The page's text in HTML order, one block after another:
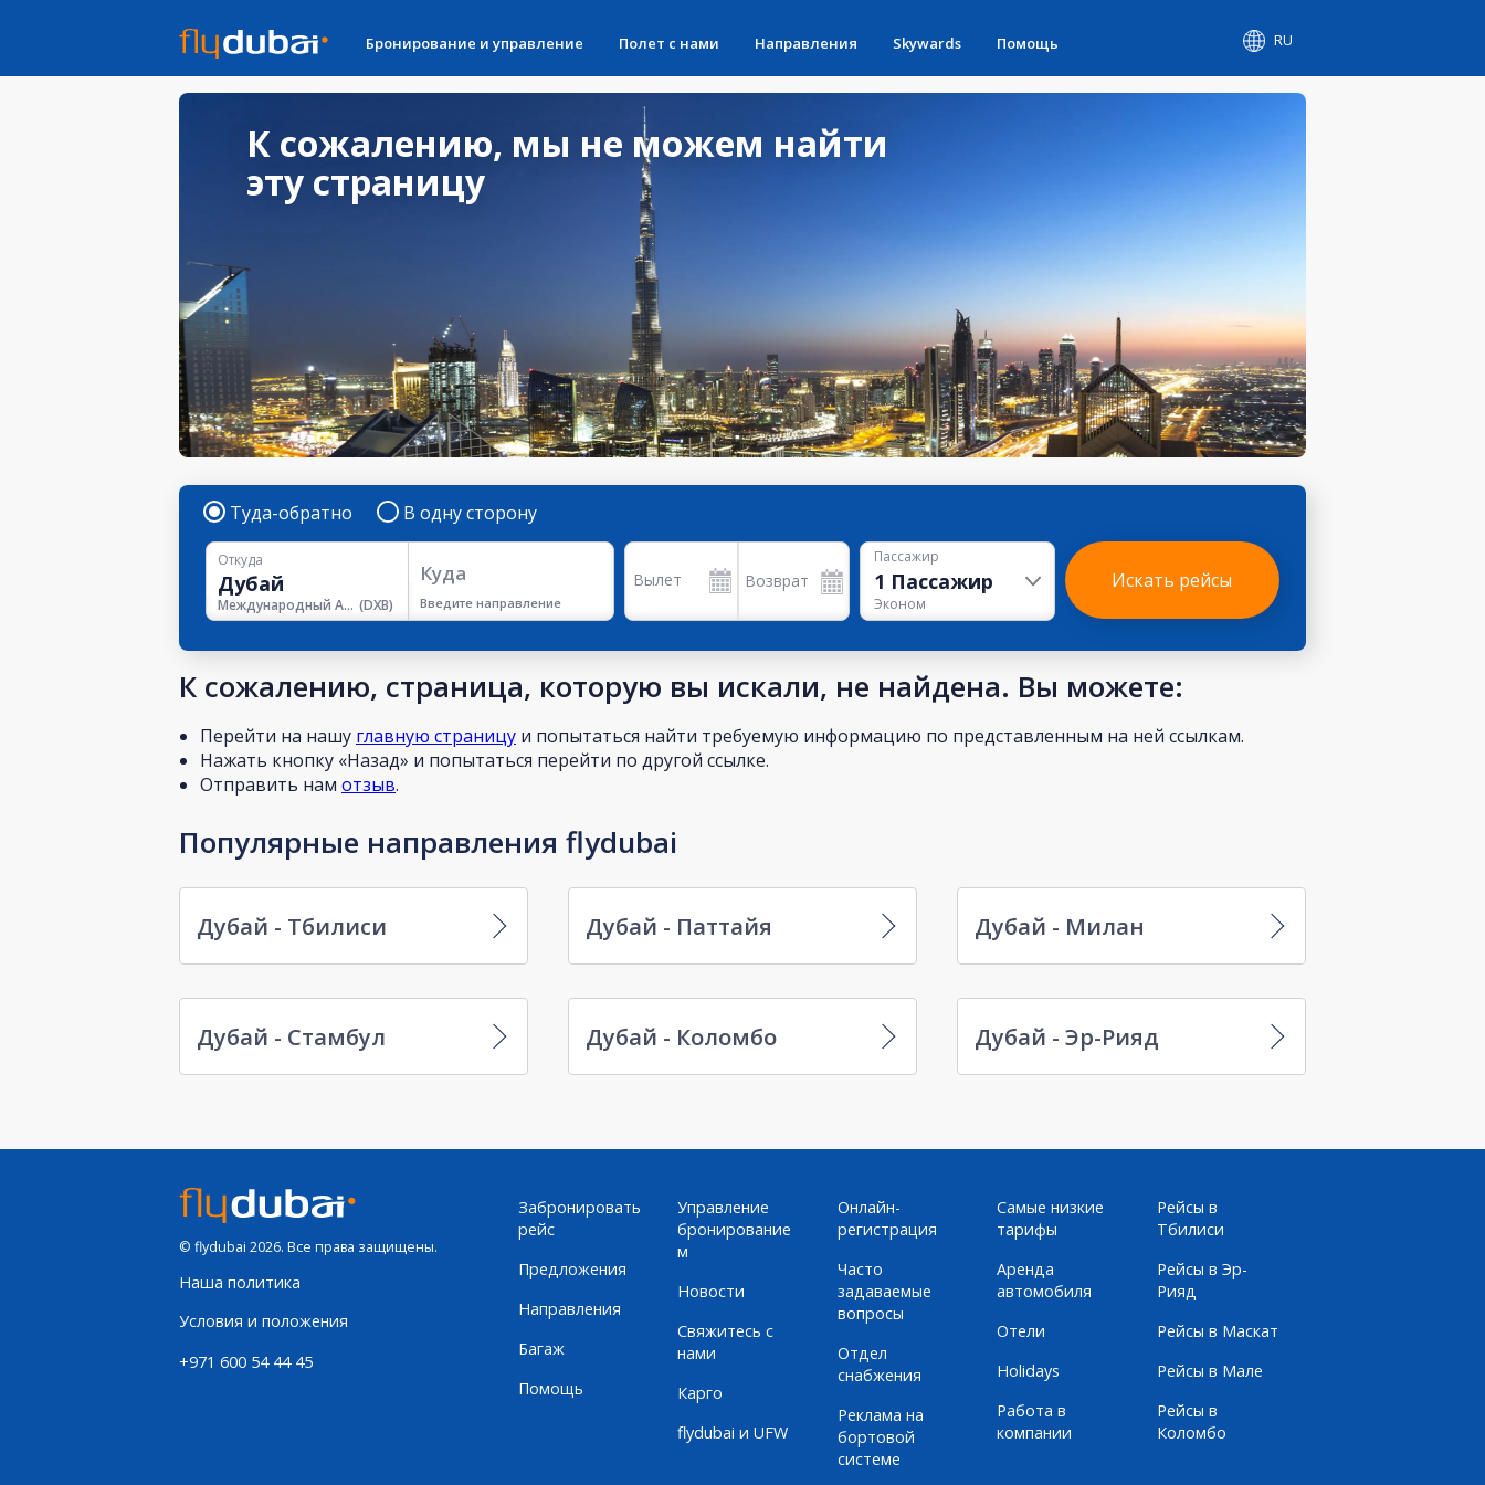
Бронирование и управление Полет с нами Направления Skywards Помощь RU
К сожалению, мы не можем найти
эту страницу
Туда-обратно В одну сторону
Откуда
Международный Аэропорт Дубая (DXB)
Куда
Введите направление
Вылет Возврат
Пассажир
1 Пассажир
Эконом
Искать рейсы
К сожалению, страница, которую вы искали, не найдена. Вы можете:
Перейти на нашу главную страницу и попытаться найти требуемую информацию по представленным на ней ссылкам.
Нажать кнопку «Назад» и попытаться перейти по другой ссылке.
Отправить нам отзыв.
Популярные направления flydubai
Дубай - Тбилиси Дубай - Паттайя Дубай - Милан
Дубай - Стамбул Дубай - Коломбо Дубай - Эр-Рияд
© flydubai 2026. Все права защищены.
Наша политика
Условия и положения
+971 600 54 44 45
Забронировать
рейс
Предложения
Направления
Багаж
Помощь
Управление
бронирование
м
Новости
Свяжитесь с
нами
Карго
flydubai и UFW
Онлайн-
регистрация
Часто
задаваемые
вопросы
Отдел
снабжения
Реклама на
бортовой
системе
Самые низкие
тарифы
Аренда
автомобиля
Отели
Holidays
Работа в
компании
Рейсы в
Тбилиси
Рейсы в Эр-
Рияд
Рейсы в Маскат
Рейсы в Мале
Рейсы в
Коломбо